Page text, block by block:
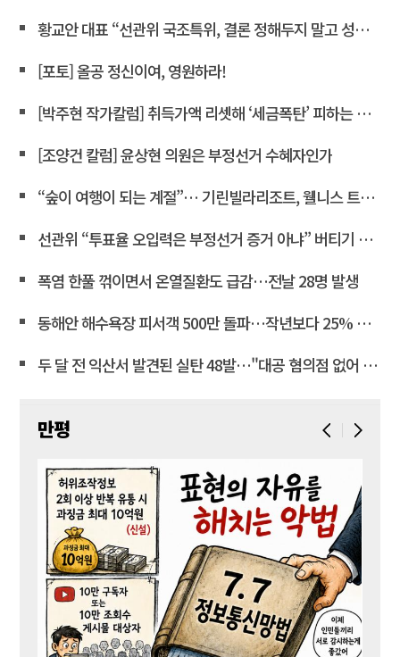
황교안 대표 “선관위 국조특위, 결론 정해두지 말고 성역 없이 파헤쳐라”
[포토] 올공 정신이여, 영원하라!
[박주현 작가칼럼] 취득가액 리셋해 ‘세금폭탄’ 피하는 강남 주택 보유자들… “이것은 국가 주도 상식 붕괴 현장”
[조양건 칼럼] 윤상현 의원은 부정선거 수혜자인가
“숲이 여행이 되는 계절”… 기린빌라리조트, 웰니스 트래킹 패키지 운영
선관위 “투표율 오입력은 부정선거 증거 아냐” 버티기 작전에 국민 공분
폭염 한풀 꺾이면서 온열질환도 급감…전날 28명 발생
동해안 해수욕장 피서객 500만 돌파…작년보다 25% 급감
두 달 전 익산서 발견된 실탄 48발…"대공 혐의점 없어 폐기"
만평